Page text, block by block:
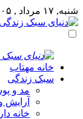
شنبه, ۱۷ مرداد , ۱۴۰۵
خانه مهتاب
سبک زندگی
مد و
آرایش
خانه